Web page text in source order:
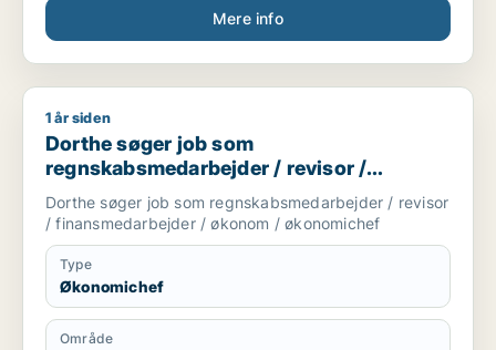
Mere info
Dorthe søger job som regnskabsmedarbejder / revisor /
1 år siden
Dorthe søger job som
regnskabsmedarbejder / revisor /
finansmedarbejder / økonom /
økonomichef
Dorthe søger job som regnskabsmedarbejder / revisor
/ finansmedarbejder / økonom / økonomichef
Type
Økonomichef
Område